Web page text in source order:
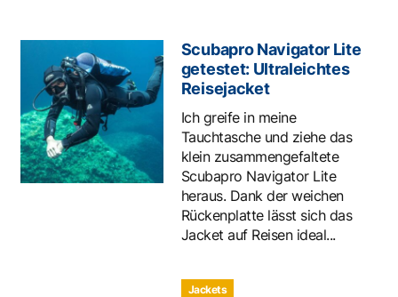
Scubapro Navigator Lite
getestet: Ultraleichtes
Reisejacket
Ich greife in meine
Tauchtasche und ziehe das
klein zusammengefaltete
Scubapro Navigator Lite
heraus. Dank der weichen
Rückenplatte lässt sich das
Jacket auf Reisen ideal...
Jackets